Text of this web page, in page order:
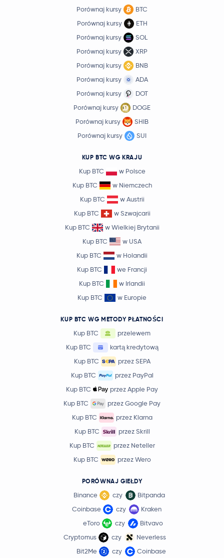
Porównaj kursy
BTC
Porównaj kursy
ETH
Porównaj kursy
SOL
Porównaj kursy
XRP
Porównaj kursy
BNB
Porównaj kursy
ADA
Porównaj kursy
DOT
Porównaj kursy
DOGE
Porównaj kursy
SHIB
Porównaj kursy
SUI
KUP BTC WG KRAJU
Kup BTC
w Polsce
Kup BTC
w Niemczech
Kup BTC
w Austrii
Kup BTC
w Szwajcarii
Kup BTC
w Wielkiej Brytanii
Kup BTC
w USA
Kup BTC
w Holandii
Kup BTC
we Francji
Kup BTC
w Irlandii
Kup BTC
w Europie
KUP BTC WG METODY PŁATNOŚCI
Kup BTC
przelewem
Kup BTC
kartą kredytową
Kup BTC
przez SEPA
Kup BTC
przez PayPal
Kup BTC
przez Apple Pay
Kup BTC
przez Google Pay
Kup BTC
przez Klarna
Kup BTC
przez Skrill
Kup BTC
przez Neteller
Kup BTC
przez Wero
PORÓWNAJ GIEŁDY
Binance czy
Bitpanda
Coinbase
czy
Kraken
eToro
czy
Bitvavo
Cryptomus
czy
Neverless
Bit2Me
czy Coinbase